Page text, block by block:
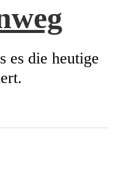
es die heutige